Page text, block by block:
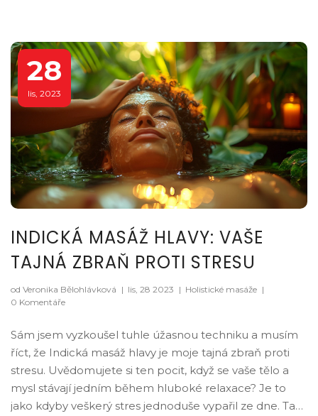
28
lis, 2023
INDICKÁ MASÁŽ HLAVY: VAŠE
TAJNÁ ZBRAŇ PROTI STRESU
od Veronika Bělohlávková | lis, 28 2023 | Holistické masáže |
0 Komentáře
Sám jsem vyzkoušel tuhle úžasnou techniku a musím
říct, že Indická masáž hlavy je moje tajná zbraň proti
stresu. Uvědomujete si ten pocit, když se vaše tělo a
mysl stávají jedním během hluboké relaxace? Je to
jako kdyby veškerý stres jednoduše vypařil ze dne. Tak